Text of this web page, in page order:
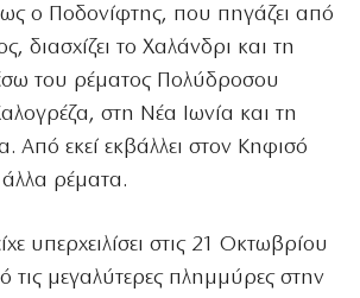
ο Ποδονίφτης, που πηγάζει από
διασχίζει το Χαλάνδρι και τη
του ρέματος Πολύδροσου
στη Νέα Ιωνία και τη
Από εκεί εκβάλλει στον Κηφισό
ρέματα.
υπερχειλίσει στις 21 Οκτωβρίου
τις μεγαλύτερες πλημμύρες στην